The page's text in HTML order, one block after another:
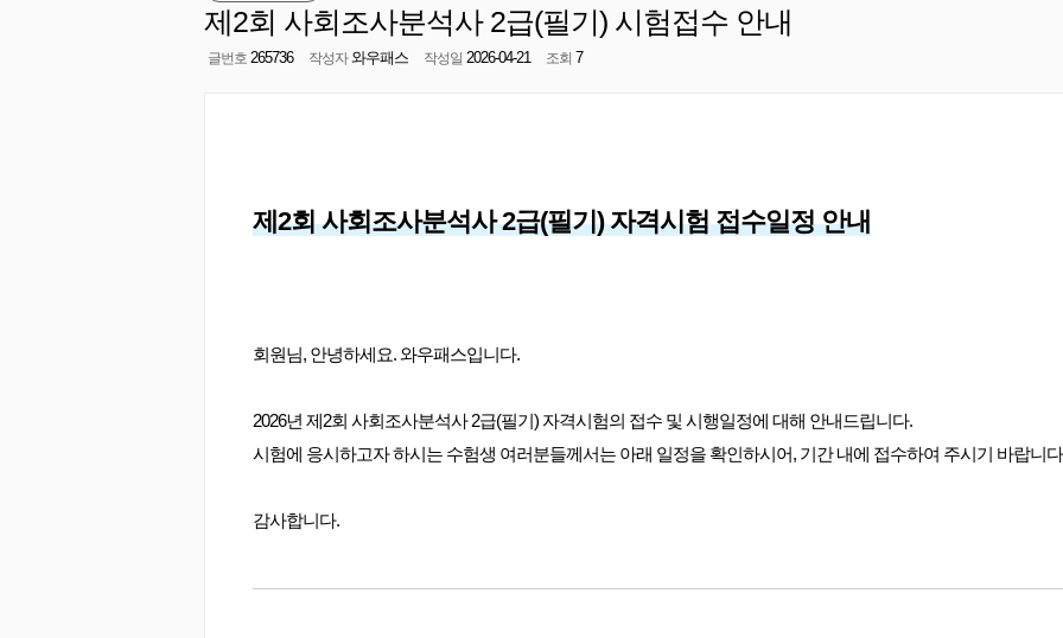
제2회 사회조사분석사 2급(필기) 시험접수 안내
글번호 265736 작성자 와우패스 작성일 2026-04-21 조회 7
회원님, 안녕하세요. 와우패스입니다.
2026년 제2회 사회조사분석사 2급(필기) 자격시험의 접수 및 시행일정에 대해 안내드립니다.
시험에 응시하고자 하시는 수험생 여러분들께서는 아래 일정을 확인하시어, 기간 내에 접수하여 주시기 바랍니
감사합니다.